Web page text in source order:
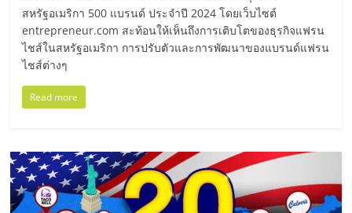
ไชส์
แฟ
ไชส์
สหรัฐอเมริกา 500 แบรนด์ ประจำปี 2024 โดยเว็บไซต์
entrepreneur.com สะท้อนให้เห็นถึงการเติบโตของธุรกิจแฟรน
ไชส์ในสหรัฐอเมริกา การปรับตัวและการพัฒนาของแบรนด์แฟรน
ไชส์ต่างๆ
Read more